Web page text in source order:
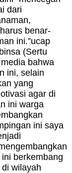
dari
benar-
ini.”ucap
(Sertu
bahwa
ini, selain
yang
agar di
ini warga
ini saya
berkembang
wilayah